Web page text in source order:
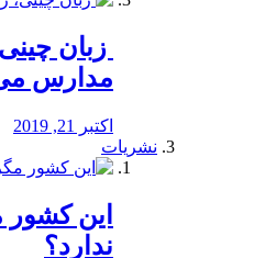
زبان
مدارس
اکتبر 21, 2019
نشریات
این کشور
ندارد؟